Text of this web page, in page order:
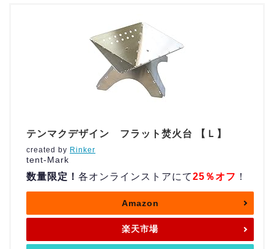
テンマクデザイン フラット焚火台 【Ｌ】
created by Rinker
tent-Mark
数量限定！ 各オンラインストアにて25％オフ ！
Amazon
楽天市場